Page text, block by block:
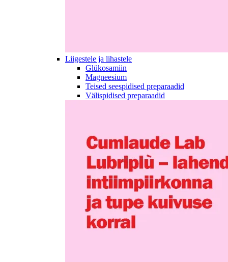
Liigestele ja lihastele
Glükosamiin
Magneesium
Teised seespidised preparaadid
Välispidised preparaadid